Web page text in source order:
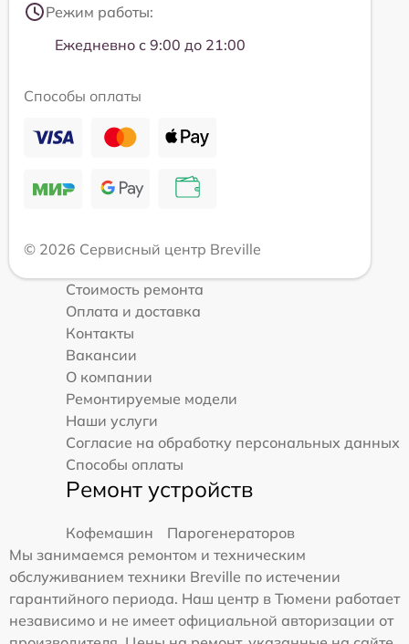
Режим работы:
Ежедневно с 9:00 до 21:00
Способы оплаты
© 2026 Сервисный центр Breville
Стоимость ремонта
Оплата и доставка
Контакты
Вакансии
О компании
Ремонтируемые модели
Наши услуги
Согласие на обработку персональных данных
Способы оплаты
Ремонт устройств
Кофемашин
Парогенераторов
Мы занимаемся ремонтом и техническим
обслуживанием техники Breville по истечении
гарантийного периода. Наш центр в Тюмени работает
независимо и не имеет официальной авторизации от